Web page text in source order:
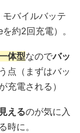
バイルバッテ
約2回充電）。
体型なのでバッ
点（まずはバッ
充電される）
えるのが気に入
時に。